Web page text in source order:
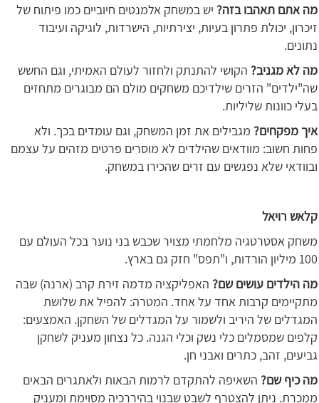
מה אתם תאהבו בזה? יש במשחק אלמנטים חיוביים כמו פיתוח של
זיכרון, יכולת פתרון בעיות, יצירתיות, הישרדות, לוגיקה ועיבוד
נתונים.
מה לא מגניב? הקושי להתנתק ולחזור לעולם האמיתי, וגם החשש
שה"ילדים" הזרים שילדיכם משחקים מולם הם מבוגרים מתחזים
בעלי כוונות שליליות.
איך מפקחים? מגבילים את זמן המשחק, וגם עומדים בכך. ולא
פחות חשוב: מוודאים שהילדים לא מוסרים פרטים מזהים על עצמם
ובוודאי שלא נפגשים עם זרים שהכירו במשחק.
קלאש רויאל
משחק אסטרטגיה מלחמתי מצויר שכבש בני נוער בכל העולם עם
100 מיליון הורדות, ו"תפס" חזק גם בארץ.
מה הילדים עושים שם? האפליקציה מדמה זירת קרב (ארנה) שבה
מתקיימים קרבות אחד על אחד. המטרה: להפיל את שלושת
המגדלים של היריב ולשמור על המגדלים של השחקן. האמצעים:
קלפים שמסמלים כלי נשק וכלי הגנה. כל נצחון מעניק לשחקן
גביעים, זהב, כתרים ואבני חן.
מה כיף שם? השאיפה להתקדם לרמות הבאות ולאתגרים הבאים
ממכרת. ניתן להצטרף לשבט שבנוי בהיררכיה מסוימת ומעניק